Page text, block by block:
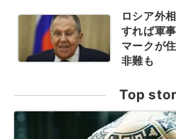
ロシア外
すれば軍
マークが
非難も
Top